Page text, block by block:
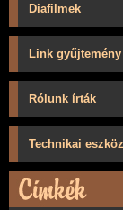
Diafilmek
Link gyűjtemény
Rólunk írták
Technikai